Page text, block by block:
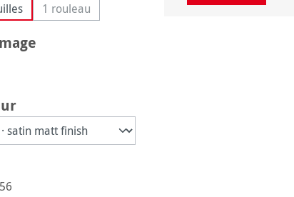
1 rouleau(Cette option n'est pas disponible pour le moment.)